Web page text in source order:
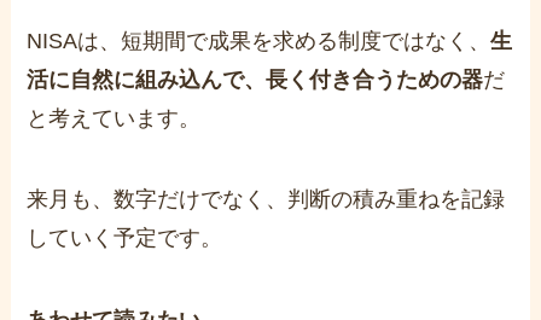
NISAは、短期間で成果を求める制度ではなく、生
活に自然に組み込んで、長く付き合うための器だ
と考えています。
来月も、数字だけでなく、判断の積み重ねを記録
していく予定です。